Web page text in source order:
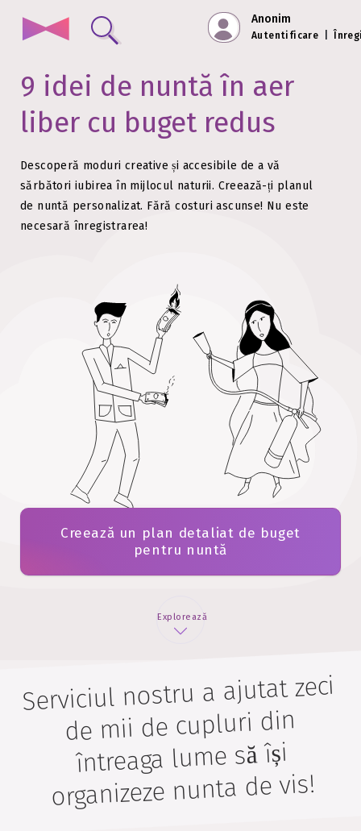
Anonim
Autentificare
9 idei de nuntă în aer
liber cu buget redus
Descoperă moduri creative și accesibile de a vă
sărbători iubirea în mijlocul naturii. Creează-ți planul
de nuntă personalizat. Fără costuri ascunse! Nu este
necesară înregistrarea!
Creează un plan detaliat de buget
pentru nuntă
Explorează
Serviciul nostru a ajutat zeci
de mii de cupluri din
întreaga lume să își
organizeze nunta de vis!